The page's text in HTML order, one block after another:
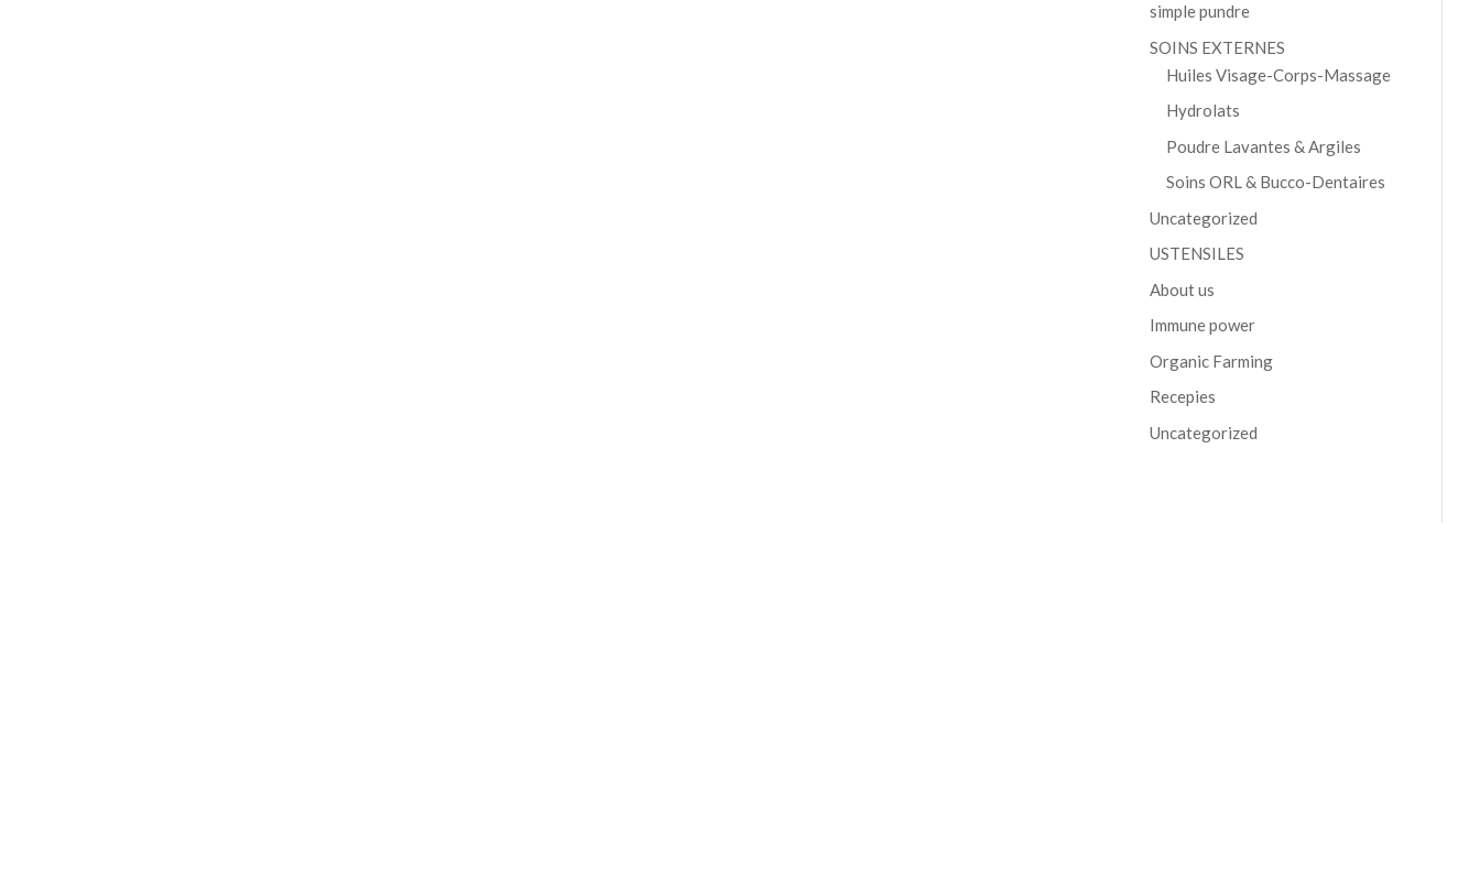
simple pundre
SOINS EXTERNES
Huiles Visage-Corps-Massage
Hydrolats
Poudre Lavantes & Argiles
Soins ORL & Bucco-Dentaires
Uncategorized
USTENSILES
About us
Immune power
Organic Farming
Recepies
Uncategorized